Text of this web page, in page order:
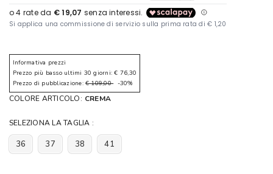
Informativa prezzi
Prezzo più basso ultimi 30 giorni: € 76,30
Prezzo di pubblicazione: € 109,00-30%
COLORE ARTICOLO: CREMA
SELEZIONA LA TAGLIA :
36 37 38 41